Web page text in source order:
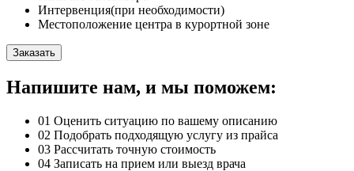
Интервенция(при необходимости)
Местоположение центра в курортной зоне
Заказать
Напишите нам, и мы поможем:
01 Оценить ситуацию по вашему описанию
02 Подобрать подходящую услугу из прайса
03 Рассчитать точную стоимость
04 Записать на прием или выезд врача